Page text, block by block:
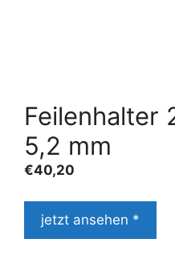
Feilenhalter
5,2 mm
€40,20
jetzt ansehen *